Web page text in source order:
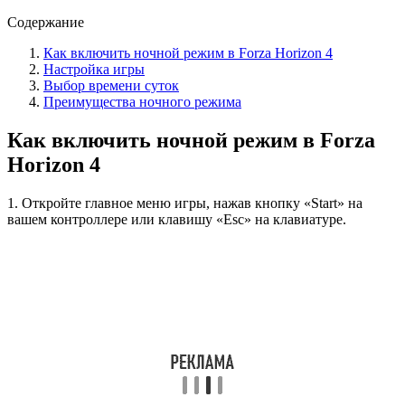
Содержание
Как включить ночной режим в Forza Horizon 4
Настройка игры
Выбор времени суток
Преимущества ночного режима
Как включить ночной режим в Forza
Horizon 4
1. Откройте главное меню игры, нажав кнопку «Start» на
вашем контроллере или клавишу «Esc» на клавиатуре.